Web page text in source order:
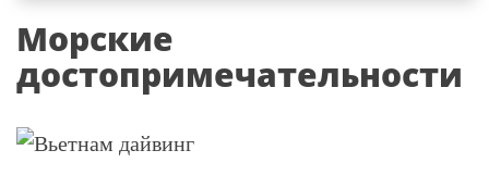
Морские
достопримечательности